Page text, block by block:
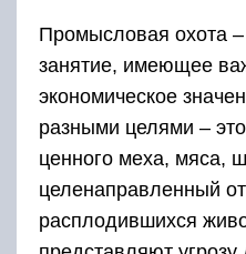
Промысловая охота
занятие, имеющее
экономическое
разными целями –
ценного меха, мяса,
целенаправленный
расплодившихся